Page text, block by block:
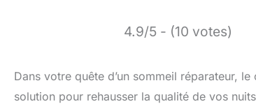
4.9/5 - (10 votes)
Dans votre quête d’un sommeil réparateur,
solution pour rehausser la qualité de vos